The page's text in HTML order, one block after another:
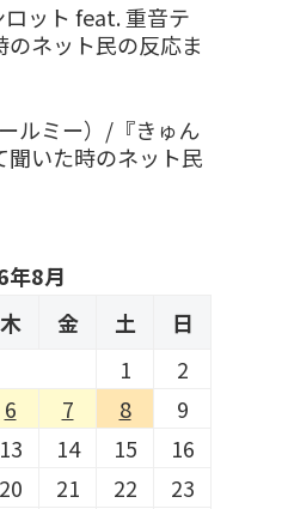
ット feat. 重音テ
のネット民の反応ま
ルミー）/『きゅん
いた時のネット民
年8月
木 金 土
日
1
2
6 7 8
9
13 14 15
16
20 21 22
23